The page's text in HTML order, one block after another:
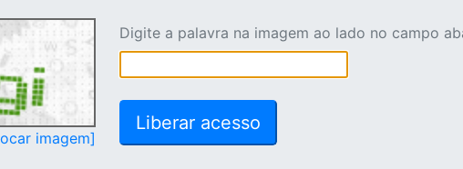
imagem]
Digite a palavra na imagem ao lado no campo